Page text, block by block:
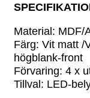
Material: MDF/
Färg: Vit matt /
högblank-front
Förvaring: 4 x
Tillval: LED-